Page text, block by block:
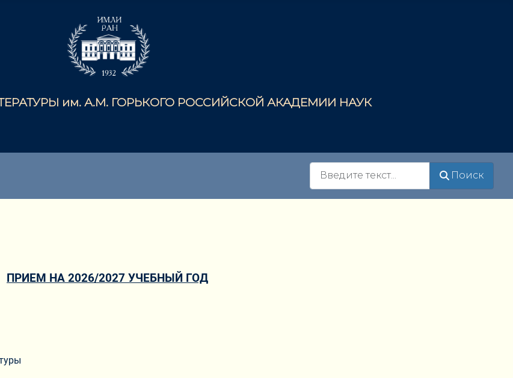
им. А.М. ГОРЬКОГО РОССИЙСКОЙ АКАДЕМИИ НАУК
Поиск
ПРИЕМ НА 2026/2027 УЧЕБНЫЙ ГОД